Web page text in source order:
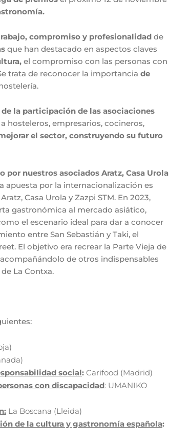
compromiso y profesionalidad de
que han destacado en aspectos claves
el compromiso con las personas con
trata de reconocer la importancia de
la participación de las asociaciones
hosteleros, empresarios, cocineros,
el sector, construyendo su futuro
por nuestros asociados Aratz, Casa Urola
apuesta por la internacionalización es
Casa Urola y Zazpi STM. En 2023,
gastronómica al mercado asiático,
el escenario ideal para dar a conocer
entre San Sebastián y Taki, el
El objetivo era recrear la Parte Vieja de
de otros indispensables
La Contxa.
social: Carifood (Madrid)
con discapacidad: UMANIKO
La Boscana (Lleida)
de la cultura y gastronomía española: